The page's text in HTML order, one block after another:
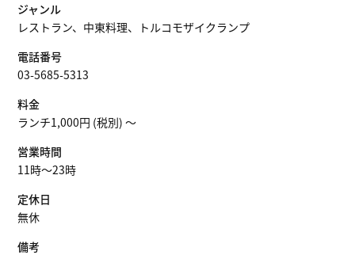
ジャンル
レストラン、中東料理、トルコモザイクランプ
電話番号
03-5685-5313
料金
ランチ1,000円 (税別) 〜
営業時間
11時～23時
定休日
無休
備考